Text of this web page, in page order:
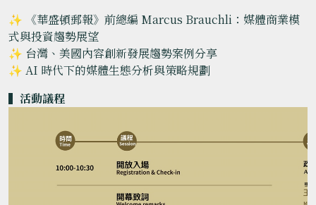
✨ 《華盛頓郵報》前總編 Marcus Brauchli：媒體商業模
式與投資趨勢展望
✨ 台灣、美國內容創新發展趨勢案例分享
✨ AI 時代下的媒體生態分析與策略規劃
▍ 活動議程